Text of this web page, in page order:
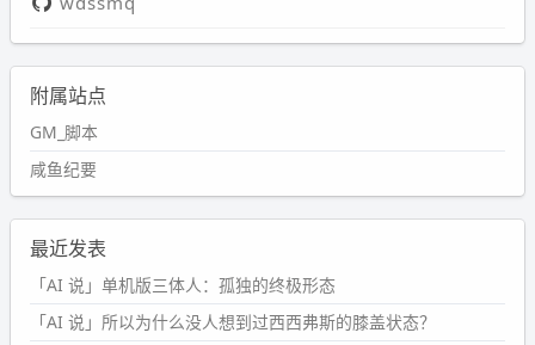
附属站点
GM_脚本
咸鱼纪要
最近发表
「AI 说」单机版三体人：孤独的终极形态
「AI 说」所以为什么没人想到过西西弗斯的膝盖状态？